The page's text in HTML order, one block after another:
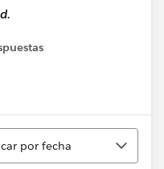
por fecha